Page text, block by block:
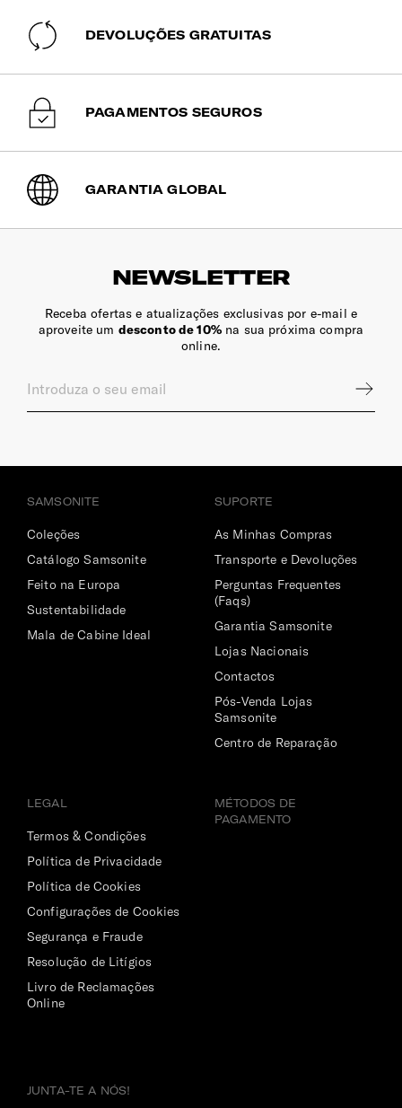
DEVOLUÇÕES GRATUITAS
PAGAMENTOS SEGUROS
GARANTIA GLOBAL
NEWSLETTER
Receba ofertas e atualizações exclusivas por e-mail e
aproveite um desconto de 10%na sua próxima compra
online.
SAMSONITE
Coleções
Catálogo Samsonite
Feito na Europa
Sustentabilidade
Mala de Cabine Ideal
SUPORTE
As Minhas Compras
Transporte e Devoluções
Perguntas Frequentes
(Faqs)
Garantia Samsonite
Lojas Nacionais
Contactos
Pós-Venda Lojas
Samsonite
Centro de Reparação
LEGAL
Termos & Condições
Política de Privacidade
Política de Cookies
Configurações de Cookies
Segurança e Fraude
Resolução de Litígios
Livro de Reclamações
Online
MÉTODOS DE
PAGAMENTO
JUNTA-TE A NÓS!